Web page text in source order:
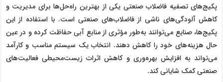
پکیج‌های تصفیه فاضلاب صنعتی یکی از بهترین راه‌حل‌ها برای مدیریت و
کاهش آلودگی‌های ناشی از فاضلاب‌های صنعتی است. با استفاده از این
پکیج‌ها، صنایع می‌توانند به‌طور مؤثری از منابع آبی حفاظت کرده و در عین
حال هزینه‌های خود را کاهش دهند. انتخاب یک سیستم مناسب و کارآمد
می‌تواند به افزایش بهره‌وری و کاهش اثرات زیست‌محیطی فعالیت‌های
صنعتی کمک شایانی کند.